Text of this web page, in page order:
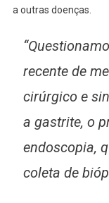
a outras doenças.
recente de
cirúrgico e
a gastrite, o
endoscopia,
coleta de